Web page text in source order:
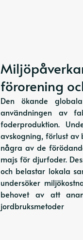
förorening
Den ökande
användningen av
foderproduktion.
avskogning, förlust
några av de
majs för djurfoder.
och belastar lokala
undersöker
behovet av att
jordbruksmetoder